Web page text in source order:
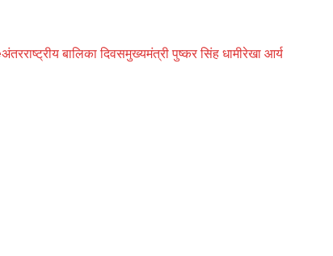
अंतरराष्ट्रीय बालिका दिवसमुख्यमंत्री पुष्कर सिंह धामीरेखा आर्य